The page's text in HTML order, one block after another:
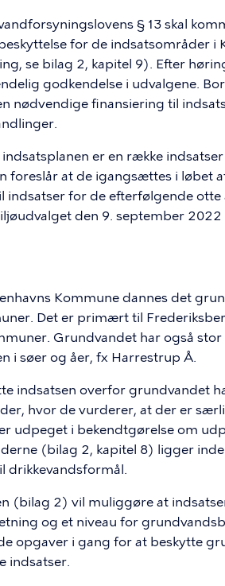
§ 13 skal
for de indsatsområder i
se bilag 2, kapitel 9). Efter
godkendelse i udvalgene.
nødvendige finansiering til
er en række
foreslår at de igangsættes i løbet
indsatser for de efterfølgende
den 9. september
Kommune dannes det
Det er primært til
Grundvandet har også
i søer og åer, fx Harrestrup Å.
indsatsen overfor grundvandet
hvor de vurderer, at der er
udpeget i bekendtgørelse om
(bilag 2, kapitel 8) ligger
drikkevandsformål.
(bilag 2) vil muliggøre at
og et niveau for
opgaver i gang for at beskytte
indsatser.